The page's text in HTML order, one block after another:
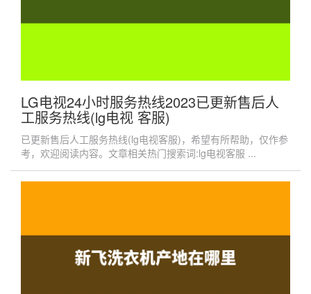
LG电视24小时服务热线2023已更新售后人
工服务热线(lg电视 客服)
已更新售后人工服务热线(lg电视客服)，希望有所帮助，仅作参
考，欢迎阅读内容。文章相关热门搜索词:lg电视客服 ...